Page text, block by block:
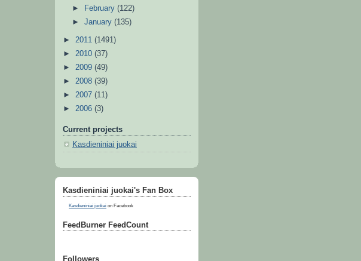
►
February(122)
►January(135)
► 2011 (1491)
► 2010 (37)
► 2009 (49)
► 2008 (39)
► 2007 (11)
► 2006 (3)
Current projects
Kasdieniniai juokai
Kasdieniniai juokai's Fan Box
Kasdieniniai juokai on Facebook
FeedBurner FeedCount
Followers